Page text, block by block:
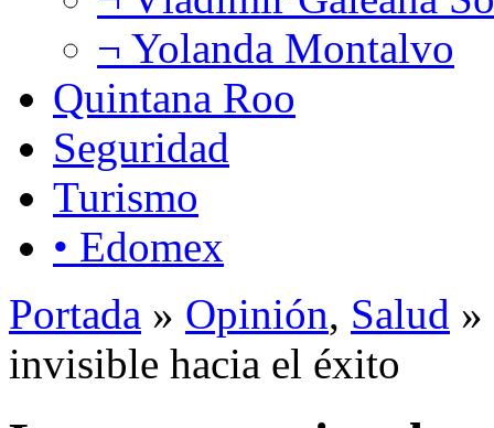
¬ Yolanda Montalvo
Quintana Roo
Seguridad
Turismo
• Edomex
Portada » Opinión, Salud »
invisible hacia el éxito